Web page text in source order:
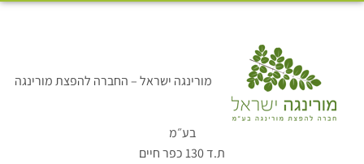
מורינגה ישראל – החברה להפצת מורינגה
בע״מ
ת.ד 130 כפר חיים